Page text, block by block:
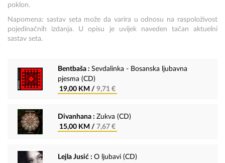
poklon.
Napomena: sastav seta može da varira u odnosu na raspoloživost
pojedinačnih izdanja. U opisu je uvijek naveden tačan aktuelni
sastav seta.
Bentbaša : Sevdalinka - Bosanska ljubavna
pjesma (CD)
19,00 KM / 9,71 €
Divanhana : Zukva (CD)
15,00 KM / 7,67 €
Lejla Jusić : O ljubavi (CD)